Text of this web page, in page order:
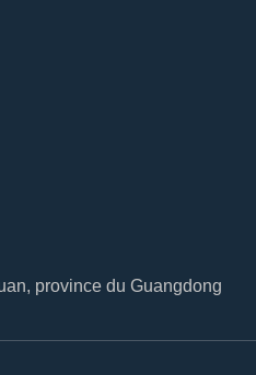
province du Guangdong